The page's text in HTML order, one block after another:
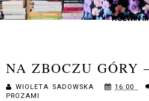
≡ ROZWIŃ
NA ZBOCZU GÓRY
WIOLETA SADOWSKA 16:00
PROZAMI